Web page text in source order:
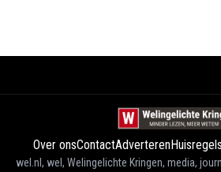
Over onsContactAdverterenHuisregels
wel.nl, wel, Welingelichte Kringen, media,